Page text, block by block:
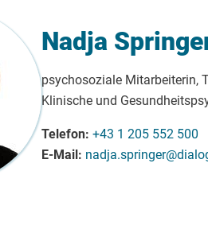
Nadja
psychosoziale Mitarbeiterin,
Klinische und
Telefon +43 1 205 552 500
E-Mail